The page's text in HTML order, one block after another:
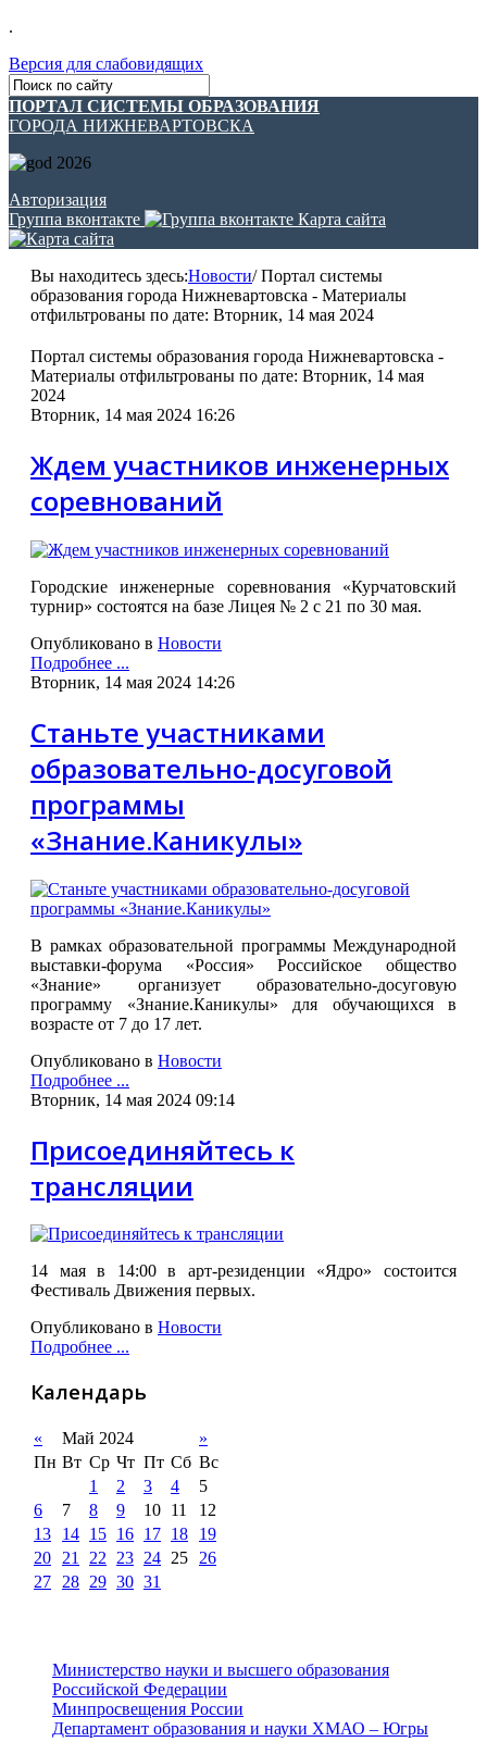
.
Версия для слабовидящих
ПОРТАЛ СИСТЕМЫ ОБРАЗОВАНИЯ
ГОРОДА НИЖНЕВАРТОВСКА
Авторизация
Группа вконтакте
Карта сайта
Вы находитесь здесь:Новости/Портал системы
образования города Нижневартовска - Материалы
отфильтрованы по дате: Вторник, 14 мая 2024
Портал системы образования города Нижневартовска -
Материалы отфильтрованы по дате: Вторник, 14 мая
2024
Вторник, 14 мая 2024 16:26
Ждем участников инженерных
соревнований
Городские инженерные соревнования «Курчатовский
турнир» состоятся на базе Лицея № 2 с 21 по 30 мая.
Опубликовано в Новости
Подробнее ...
Вторник, 14 мая 2024 14:26
Станьте участниками
образовательно-досуговой
программы
«Знание.Каникулы»
В рамках образовательной программы Международной
выставки-форума «Россия»Российское общество
«Знание» организует образовательно-досуговую
программу «Знание.Каникулы» для обучающихся в
возрасте от 7 до 17 лет.
Опубликовано в Новости
Подробнее ...
Вторник, 14 мая 2024 09:14
Присоединяйтесь к
трансляции
14 мая в 14:00 в арт-резиденции «Ядро» состоится
Фестиваль Движения первых.
Опубликовано в Новости
Подробнее ...
Календарь
« Май 2024
»
Пн Вт Ср Чт Пт Сб Вс
1
2 3 4
5
6
7 8 9 10 11
12
13
14 15 16 17 18
19
20
21 22 23 24 25
26
27
28 29 30 31
Министерство науки и высшего образования
Российской Федерации
Минпросвещения России
Департамент образования и науки ХМАО – Югры